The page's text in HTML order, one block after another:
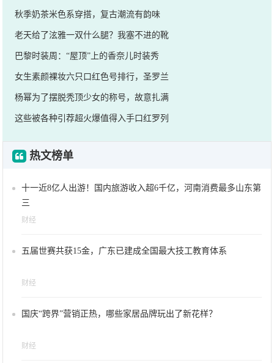
秋季奶茶米色系穿搭，复古潮流有韵味
老天给了泫雅一双什么腿？我塞不进的靴
巴黎时装周：“屋顶”上的香奈儿时装秀
女生素颜裸妆六只口红色号排行，圣罗兰
杨幂为了摆脱秃顶少女的称号，故意扎满
这些被各种引荐超火爆值得入手口红罗列
热文榜单
十一近8亿人出游！国内旅游收入超6千亿，河南消费最多山东第
三
财经
五届世赛共获15金，广东已建成全国最大技工教育体系
财经
国庆“跨界”营销正热，哪些家居品牌玩出了新花样？
财经